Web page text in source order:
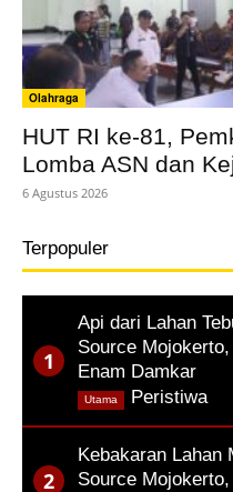
Olahraga
HUT RI ke-81,
Lomba ASN dan
6 Agustus 2026
Terpopuler
Api dari Lahan
Source
Enam Damkar
Peristiwa,
Utama
Kebakaran Lahan
Source